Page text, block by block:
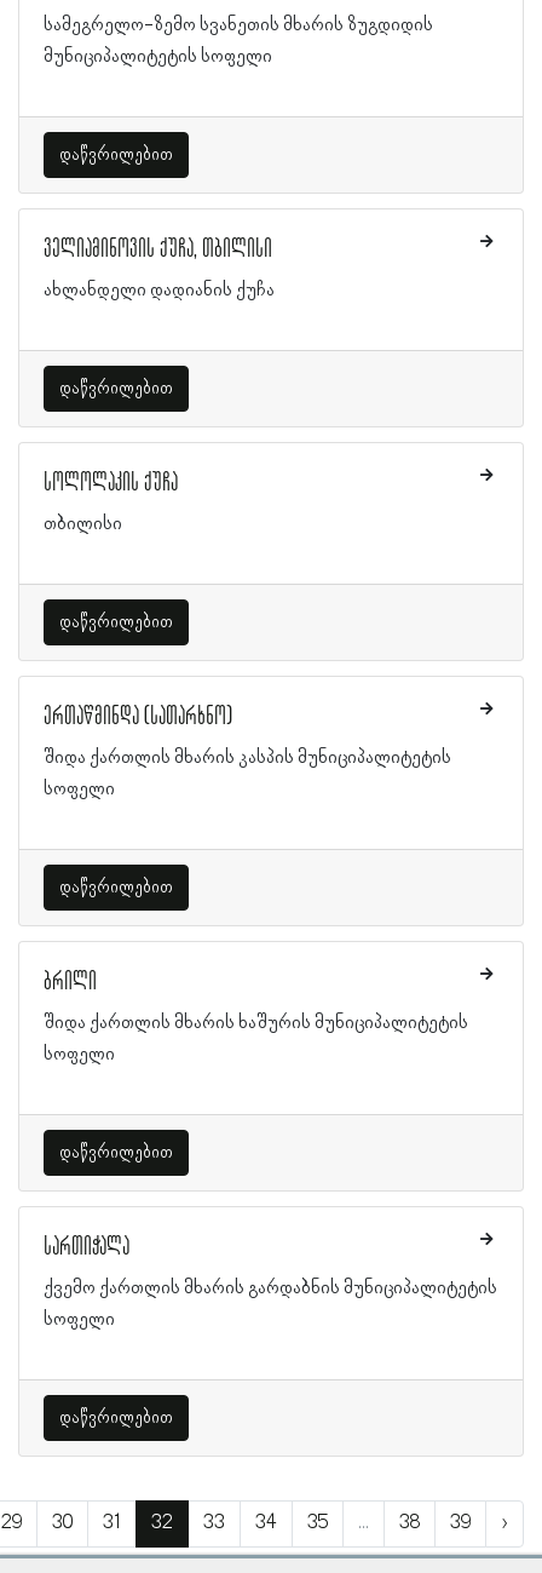
სამეგრელო-ზემო სვანეთის მხარის ზუგდიდის
მუნიციპალიტეტის სოფელი
დაწვრილებით
ველიამინოვის ქუჩა, თბილისი
ახლანდელი დადიანის ქუჩა
დაწვრილებით
სოლოლაკის ქუჩა
თბილისი
დაწვრილებით
ერთაწმინდა (სათარხნო)
შიდა ქართლის მხარის კასპის მუნიციპალიტეტის
სოფელი
დაწვრილებით
ბრილი
შიდა ქართლის მხარის ხაშურის მუნიციპალიტეტის
სოფელი
დაწვრილებით
სართიჭალა
ქვემო ქართლის მხარის გარდაბნის მუნიციპალიტეტის
სოფელი
დაწვრილებით
29 30 31 32 33 34 35 ... 38 39 ›